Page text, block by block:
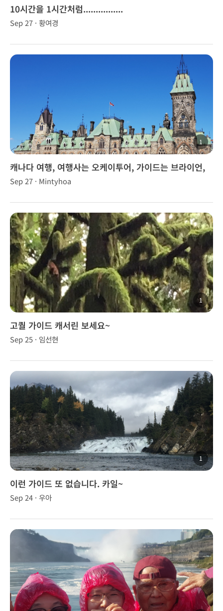
10시간을 1시간처럼................
Sep 27 · 황여경
1
캐나다 여행, 여행사는 오케이투어, 가이드는 브라이언,
브라우니, 브니~~!
Sep 27 · Mintyhoa
1
고퀄 가이드 캐서린 보세요~
Sep 25 · 임선현
1
이런 가이드 또 없습니다. 카일~
Sep 24 · 우아